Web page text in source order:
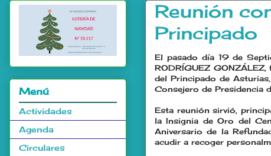
Reunión
Principado
El pasado día 19 de
RODRÍGUEZ
del Principado de
Consejero de Presidencia
Esta reunión sirvió,
la Insignia de Oro del
Aniversario de la
acudir a recoger
Menú
Actividades
Agenda
Circulares